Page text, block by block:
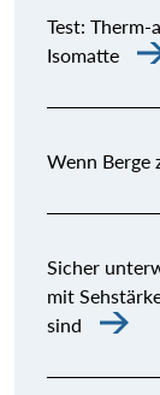
Test: Therm-
Isomatte
Wenn Berge
Sicher
mit
sind